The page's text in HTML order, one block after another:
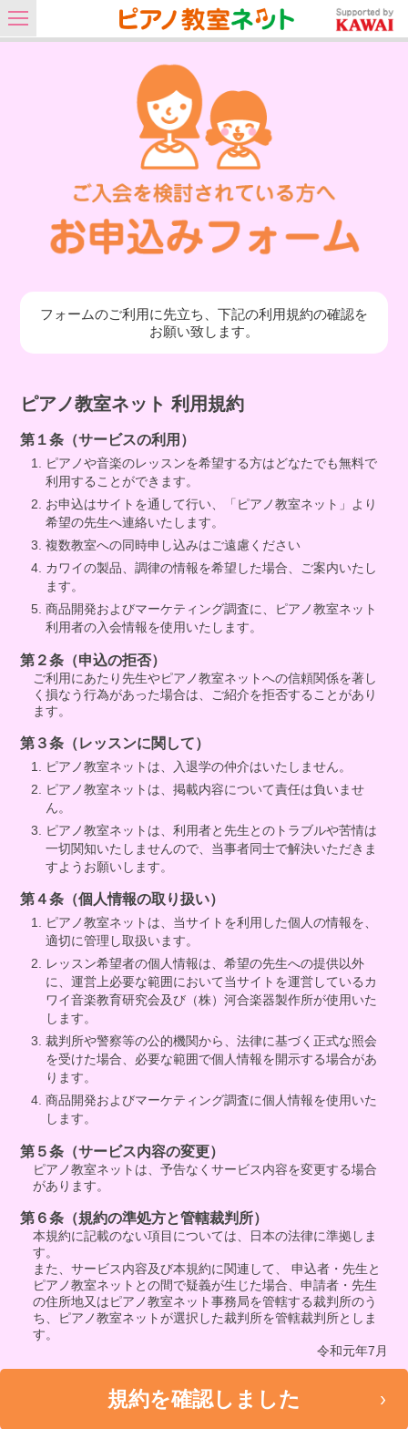
フォームのご利用に先立ち、下記の利用規約の確認を
お願い致します。
ピアノ教室ネット 利用規約
第１条（サービスの利用）
ピアノや音楽のレッスンを希望する方はどなたでも無料で
利用することができます。
お申込はサイトを通して行い、「ピアノ教室ネット」より
希望の先生へ連絡いたします。
複数教室への同時申し込みはご遠慮ください
カワイの製品、調律の情報を希望した場合、ご案内いたし
ます。
商品開発およびマーケティング調査に、ピアノ教室ネット
利用者の入会情報を使用いたします。
第２条（申込の拒否）
ご利用にあたり先生やピアノ教室ネットへの信頼関係を著し
く損なう行為があった場合は、ご紹介を拒否することがあり
ます。
第３条（レッスンに関して）
ピアノ教室ネットは、入退学の仲介はいたしません。
ピアノ教室ネットは、掲載内容について責任は負いませ
ん。
ピアノ教室ネットは、利用者と先生とのトラブルや苦情は
一切関知いたしませんので、当事者同士で解決いただきま
すようお願いします。
第４条（個人情報の取り扱い）
ピアノ教室ネットは、当サイトを利用した個人の情報を、
適切に管理し取扱います。
レッスン希望者の個人情報は、希望の先生への提供以外
に、運営上必要な範囲において当サイトを運営しているカ
ワイ音楽教育研究会及び（株）河合楽器製作所が使用いた
します。
裁判所や警察等の公的機関から、法律に基づく正式な照会
を受けた場合、必要な範囲で個人情報を開示する場合があ
ります。
商品開発およびマーケティング調査に個人情報を使用いた
します。
第５条（サービス内容の変更）
ピアノ教室ネットは、予告なくサービス内容を変更する場合
があります。
第６条（規約の準処方と管轄裁判所）
本規約に記載のない項目については、日本の法律に準拠しま
す。
また、サービス内容及び本規約に関連して、 申込者・先生と
ピアノ教室ネットとの間で疑義が生じた場合、申請者・先生
の住所地又はピアノ教室ネット事務局を管轄する裁判所のう
ち、ピアノ教室ネットが選択した裁判所を管轄裁判所としま
す。
令和元年7月